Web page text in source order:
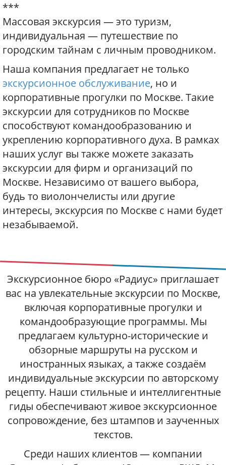
***
Массовая экскурсия — это туризм,
индивидуальная — путешествие по
городским тайнам с личным проводником.
Наша компания предлагает не только
экскурсионное обслуживание, но и
корпоративные прогулки по Москве. Такие
экскурсии для сотрудников по Москве
способствуют командообразованию и
укреплению корпоративного духа. В рамках
наших услуг вы также можете заказать
экскурсии для фирм и организаций по
Москве. Независимо от вашего выбора,
будь то виолончелисты или другие
интересы, экскурсия по Москве с нами будет
незабываемой.
Экскурсионное бюро «Радиус» приглашает
вас на увлекательные экскурсии по Москве,
включая корпоративные прогулки и
командообразующие программы. Мы
предлагаем культурно-исторические и
обзорные маршруты на русском и
иностранных языках, а также создаём
индивидуальные экскурсии по авторскому
рецепту. Наши стильные и интеллигентные
гиды обеспечивают живое экскурсионное
сопровождение, без штампов и заученных
текстов.
Среди наших клиентов — компании